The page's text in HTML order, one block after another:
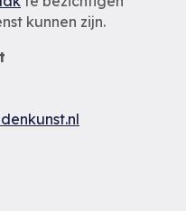
kunnen zijn.